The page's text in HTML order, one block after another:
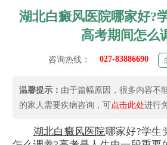
湖北白癜风医院哪家好?
高考期间怎么
咨询热线： 027-83886690
温馨提示： 由于篇幅原因，很多内容不
的家人需要疾病咨询，可点击此处进行
湖北白癜风医院哪家好?学生